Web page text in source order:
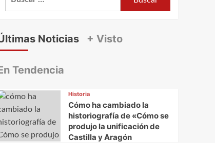
Noticias + Visto
Tendencia
Historia
Cómo ha cambiado la
historiografía de «Cómo se
produjo la unificación de
Castilla y Aragón